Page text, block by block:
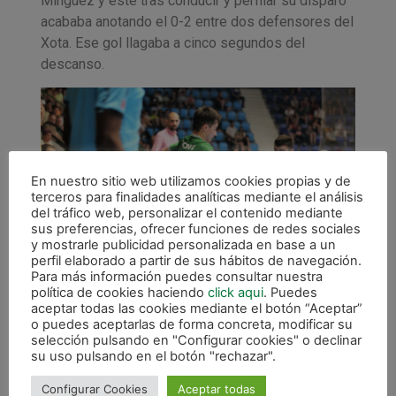
acababa anotando el 0-2 entre dos defensores del
Xota. Ese gol llagaba a cinco segundos del
descanso.
Al paso por vestuarios se vio a un Osasuna Magna
que mordía mucho en pista rival, con una marcha
más en el juego y con esa intensidad propia de
quien quiere ganar para lograr el objetivo. También
En nuestro sitio web utilizamos cookies propias y de
terceros para finalidades analíticas mediante el análisis
del tráfico web, personalizar el contenido mediante
sus preferencias, ofrecer funciones de redes sociales
y mostrarle publicidad personalizada en base a un
perfil elaborado a partir de sus hábitos de navegación.
Para más información puedes consultar nuestra
política de cookies haciendo click aqui. Puedes
aceptar todas las cookies mediante el botón “Aceptar”
o puedes aceptarlas de forma concreta, modificar su
selección pulsando en "Configurar cookies" o declinar
su uso pulsando en el botón "rechazar".
Configurar Cookies Aceptar todas